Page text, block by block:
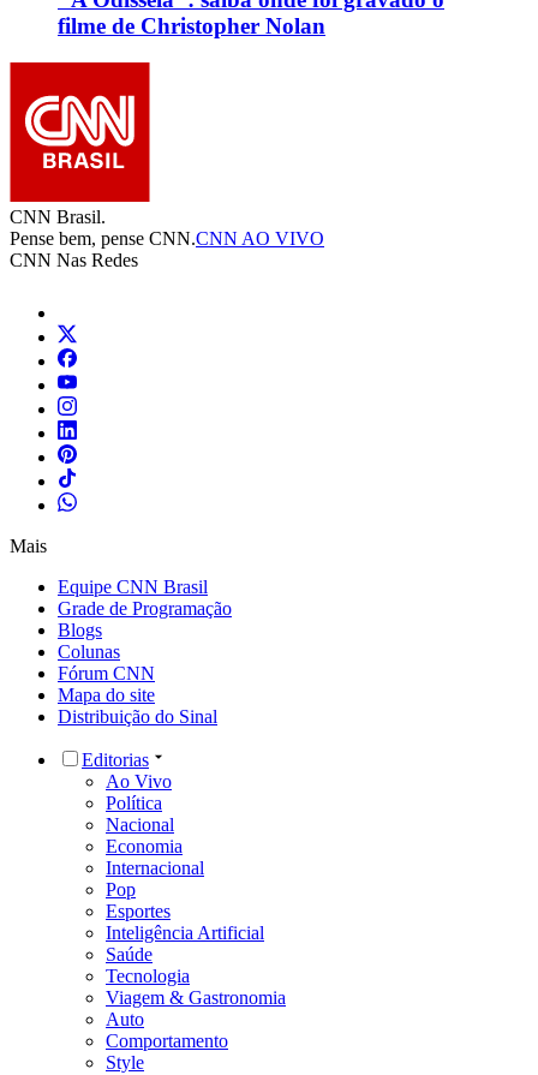
filme de Christopher Nolan
CNN Brasil.
Pense bem, pense CNN.CNN AO VIVO
CNN Nas Redes
Mais
Equipe CNN Brasil
Grade de Programação
Blogs
Colunas
Fórum CNN
Mapa do site
Distribuição do Sinal
Editorias
Ao Vivo
Política
Nacional
Economia
Internacional
Pop
Esportes
Inteligência Artificial
Saúde
Tecnologia
Viagem & Gastronomia
Auto
Comportamento
Style